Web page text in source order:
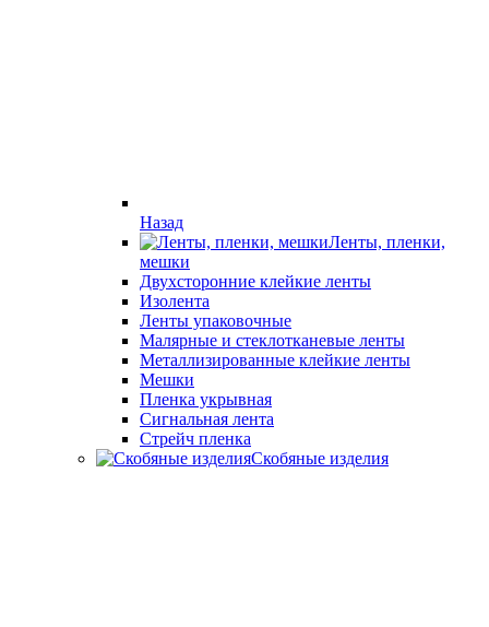
Назад
Ленты, пленки,
мешки
Двухсторонние клейкие ленты
Изолента
Ленты упаковочные
Малярные и стеклотканевые ленты
Металлизированные клейкие ленты
Мешки
Пленка укрывная
Сигнальная лента
Стрейч пленка
Скобяные изделия